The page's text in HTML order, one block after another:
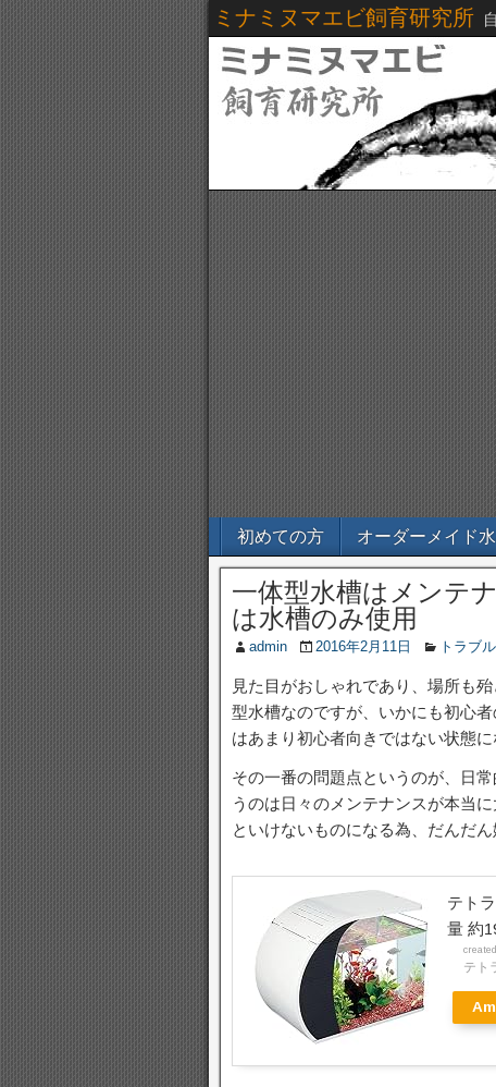
ミナミヌマエビ飼育研究所
初めての方 オーダーメイド
一体型水槽はメンテ
は水槽のみ使用
admin 2016年2月11日 トラブル
見た目がおしゃれであり、場所も
型水槽なのですが、いかにも初心
はあまり初心者向きではない状態に
その一番の問題点というのが、日
うのは日々のメンテナンスが本当
といけないものになる為、だんだ
テト
量 約
テト